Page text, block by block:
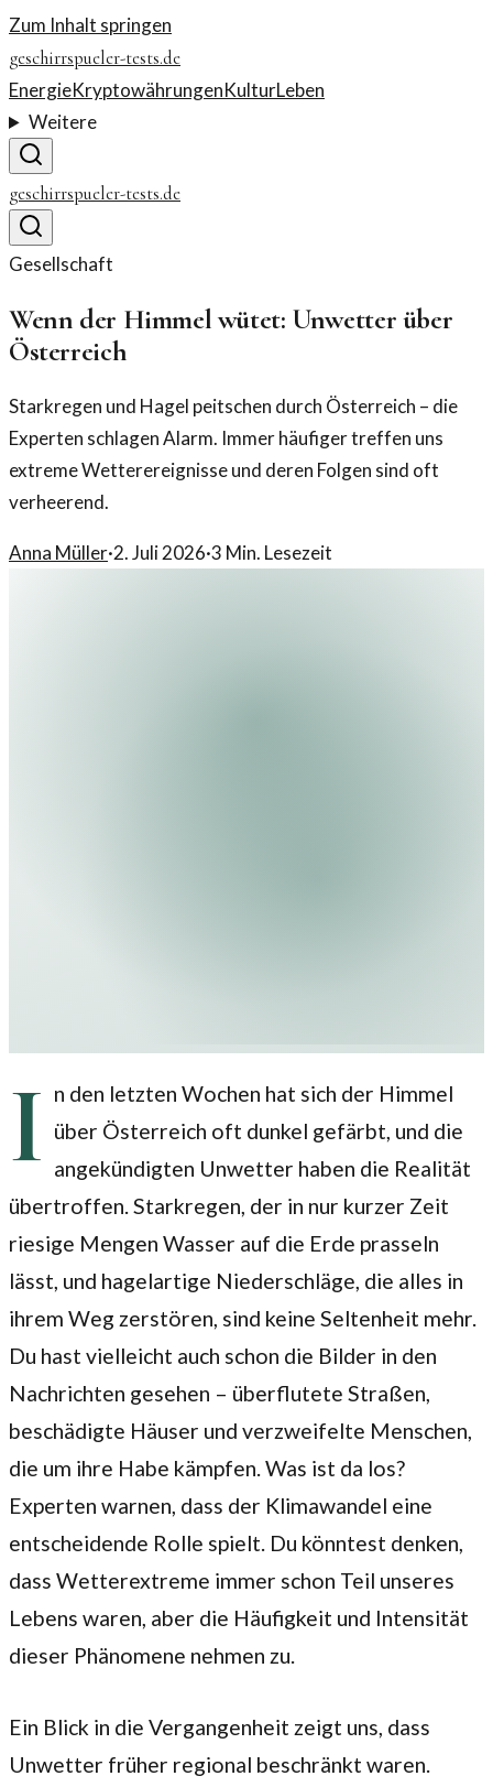
Zum Inhalt springen
geschirrspueler-tests.de
EnergieKryptowährungenKulturLeben
Weitere
geschirrspueler-tests.de
Gesellschaft
Wenn der Himmel wütet: Unwetter über
Österreich
Starkregen und Hagel peitschen durch Österreich – die
Experten schlagen Alarm. Immer häufiger treffen uns
extreme Wetterereignisse und deren Folgen sind oft
verheerend.
Anna Müller·2. Juli 2026·3 Min. Lesezeit
I n den letzten Wochen hat sich der Himmel
über Österreich oft dunkel gefärbt, und die
angekündigten Unwetter haben die Realität
übertroffen. Starkregen, der in nur kurzer Zeit
riesige Mengen Wasser auf die Erde prasseln
lässt, und hagelartige Niederschläge, die alles in
ihrem Weg zerstören, sind keine Seltenheit mehr.
Du hast vielleicht auch schon die Bilder in den
Nachrichten gesehen – überflutete Straßen,
beschädigte Häuser und verzweifelte Menschen,
die um ihre Habe kämpfen. Was ist da los?
Experten warnen, dass der Klimawandel eine
entscheidende Rolle spielt. Du könntest denken,
dass Wetterextreme immer schon Teil unseres
Lebens waren, aber die Häufigkeit und Intensität
dieser Phänomene nehmen zu.
Ein Blick in die Vergangenheit zeigt uns, dass
Unwetter früher regional beschränkt waren.